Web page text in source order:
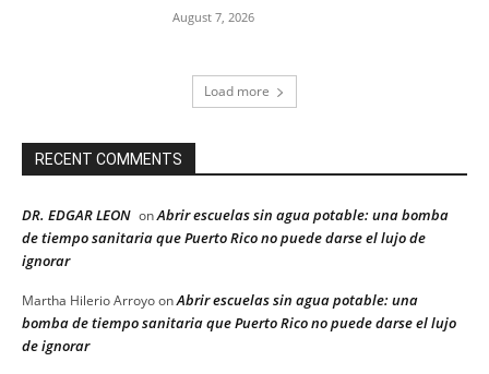
August 7, 2026
Load more
RECENT COMMENTS
DR. EDGAR LEON onAbrir escuelas sin agua potable: una bomba
de tiempo sanitaria que Puerto Rico no puede darse el lujo de
ignorar
Martha Hilerio ArroyoonAbrir escuelas sin agua potable: una
bomba de tiempo sanitaria que Puerto Rico no puede darse el lujo
de ignorar